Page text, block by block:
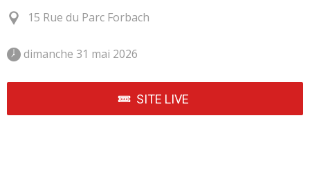
15 Rue du Parc Forbach
dimanche 31 mai 2026
SITE LIVE